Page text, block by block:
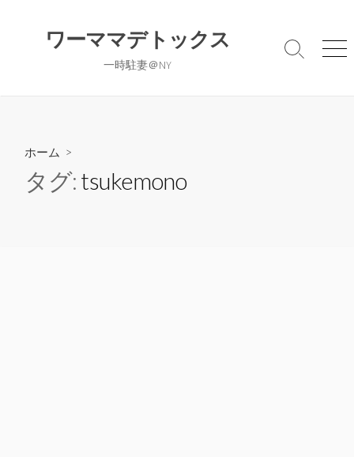
ワーママデトックス
一時駐妻＠NY
検
メ
ホーム >
タグ:tsukemono